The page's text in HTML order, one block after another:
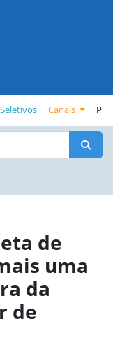
Canais
de
uma
da
de